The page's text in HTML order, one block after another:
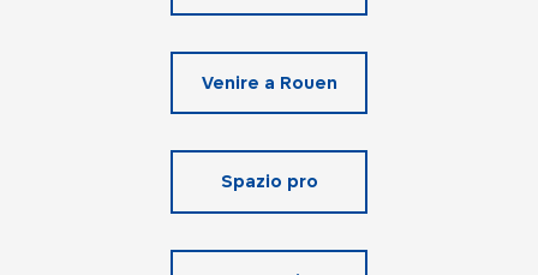
Venire a Rouen
Spazio pro